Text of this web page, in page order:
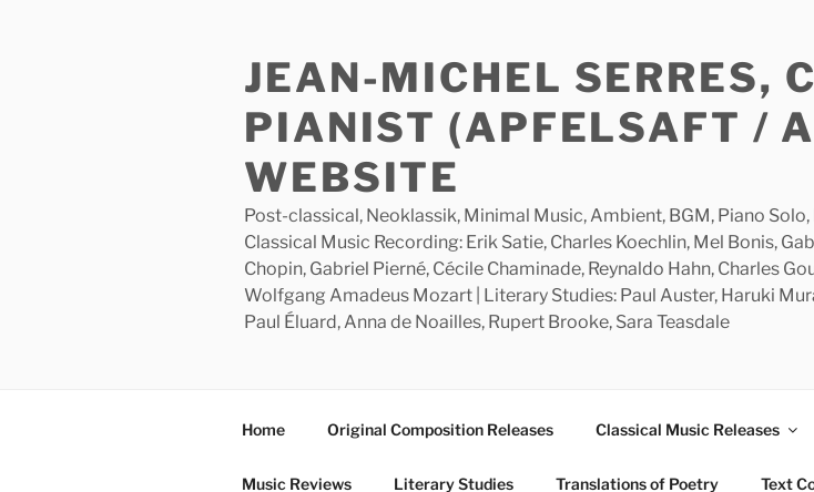
JEAN-MICHEL SERRES,
PIANIST (APFELSAFT /
WEBSITE
Post-classical, Neoklassik, Minimal Music, Ambient, BGM, Piano
Classical Music Recording: Erik Satie, Charles Koechlin, Mel Bonis,
Chopin, Gabriel Pierné, Cécile Chaminade, Reynaldo Hahn, Charles
Wolfgang Amadeus Mozart | Literary Studies: Paul Auster, Haruki
Paul Éluard, Anna de Noailles, Rupert Brooke, Sara Teasdale
Home Original Composition Releases Classical Music Releases
Music Reviews Literary Studies Translations of Poetry Text